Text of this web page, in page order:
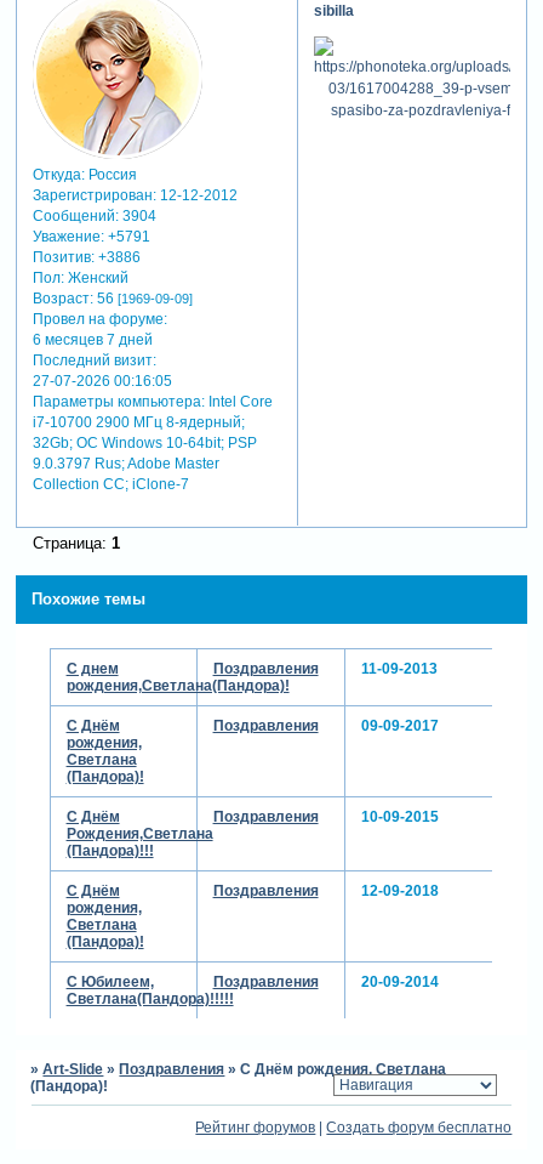
Откуда:Россия
Зарегистрирован: 12-12-2012
Сообщений:3904
Уважение: +5791
Позитив: +3886
Пол:Женский
Возраст:56 [1969-09-09]
Провел на форуме:
6 месяцев 7 дней
Последний визит:
27-07-2026 00:16:05
Параметры компьютера:Intel Core
i7-10700 2900 МГц 8-ядерный;
32Gb; ОС Windows 10-64bit; PSP
9.0.3797 Rus; Adobe Master
Collection СС; iClone-7
sibilla
Страница: 1
Похожие темы
С днем
рождения,Светлана(Пандора)!
Поздравления 11-09-2013
С Днём
рождения,
Светлана
(Пандора)!
Поздравления 09-09-2017
С Днём
Рождения,Светлана
(Пандора)!!!
Поздравления 10-09-2015
С Днём
рождения,
Светлана
(Пандора)!
Поздравления 12-09-2018
С Юбилеем,
Светлана(Пандора)!!!!!
Поздравления 20-09-2014
»Art-Slide » Поздравления »С Днём рождения, Светлана
(Пандора)!
Рейтинг форумов |Создать форум бесплатно